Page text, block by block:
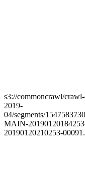
s3://commoncrawl/
2019-
04/segments/
MAIN-
20190120210253-